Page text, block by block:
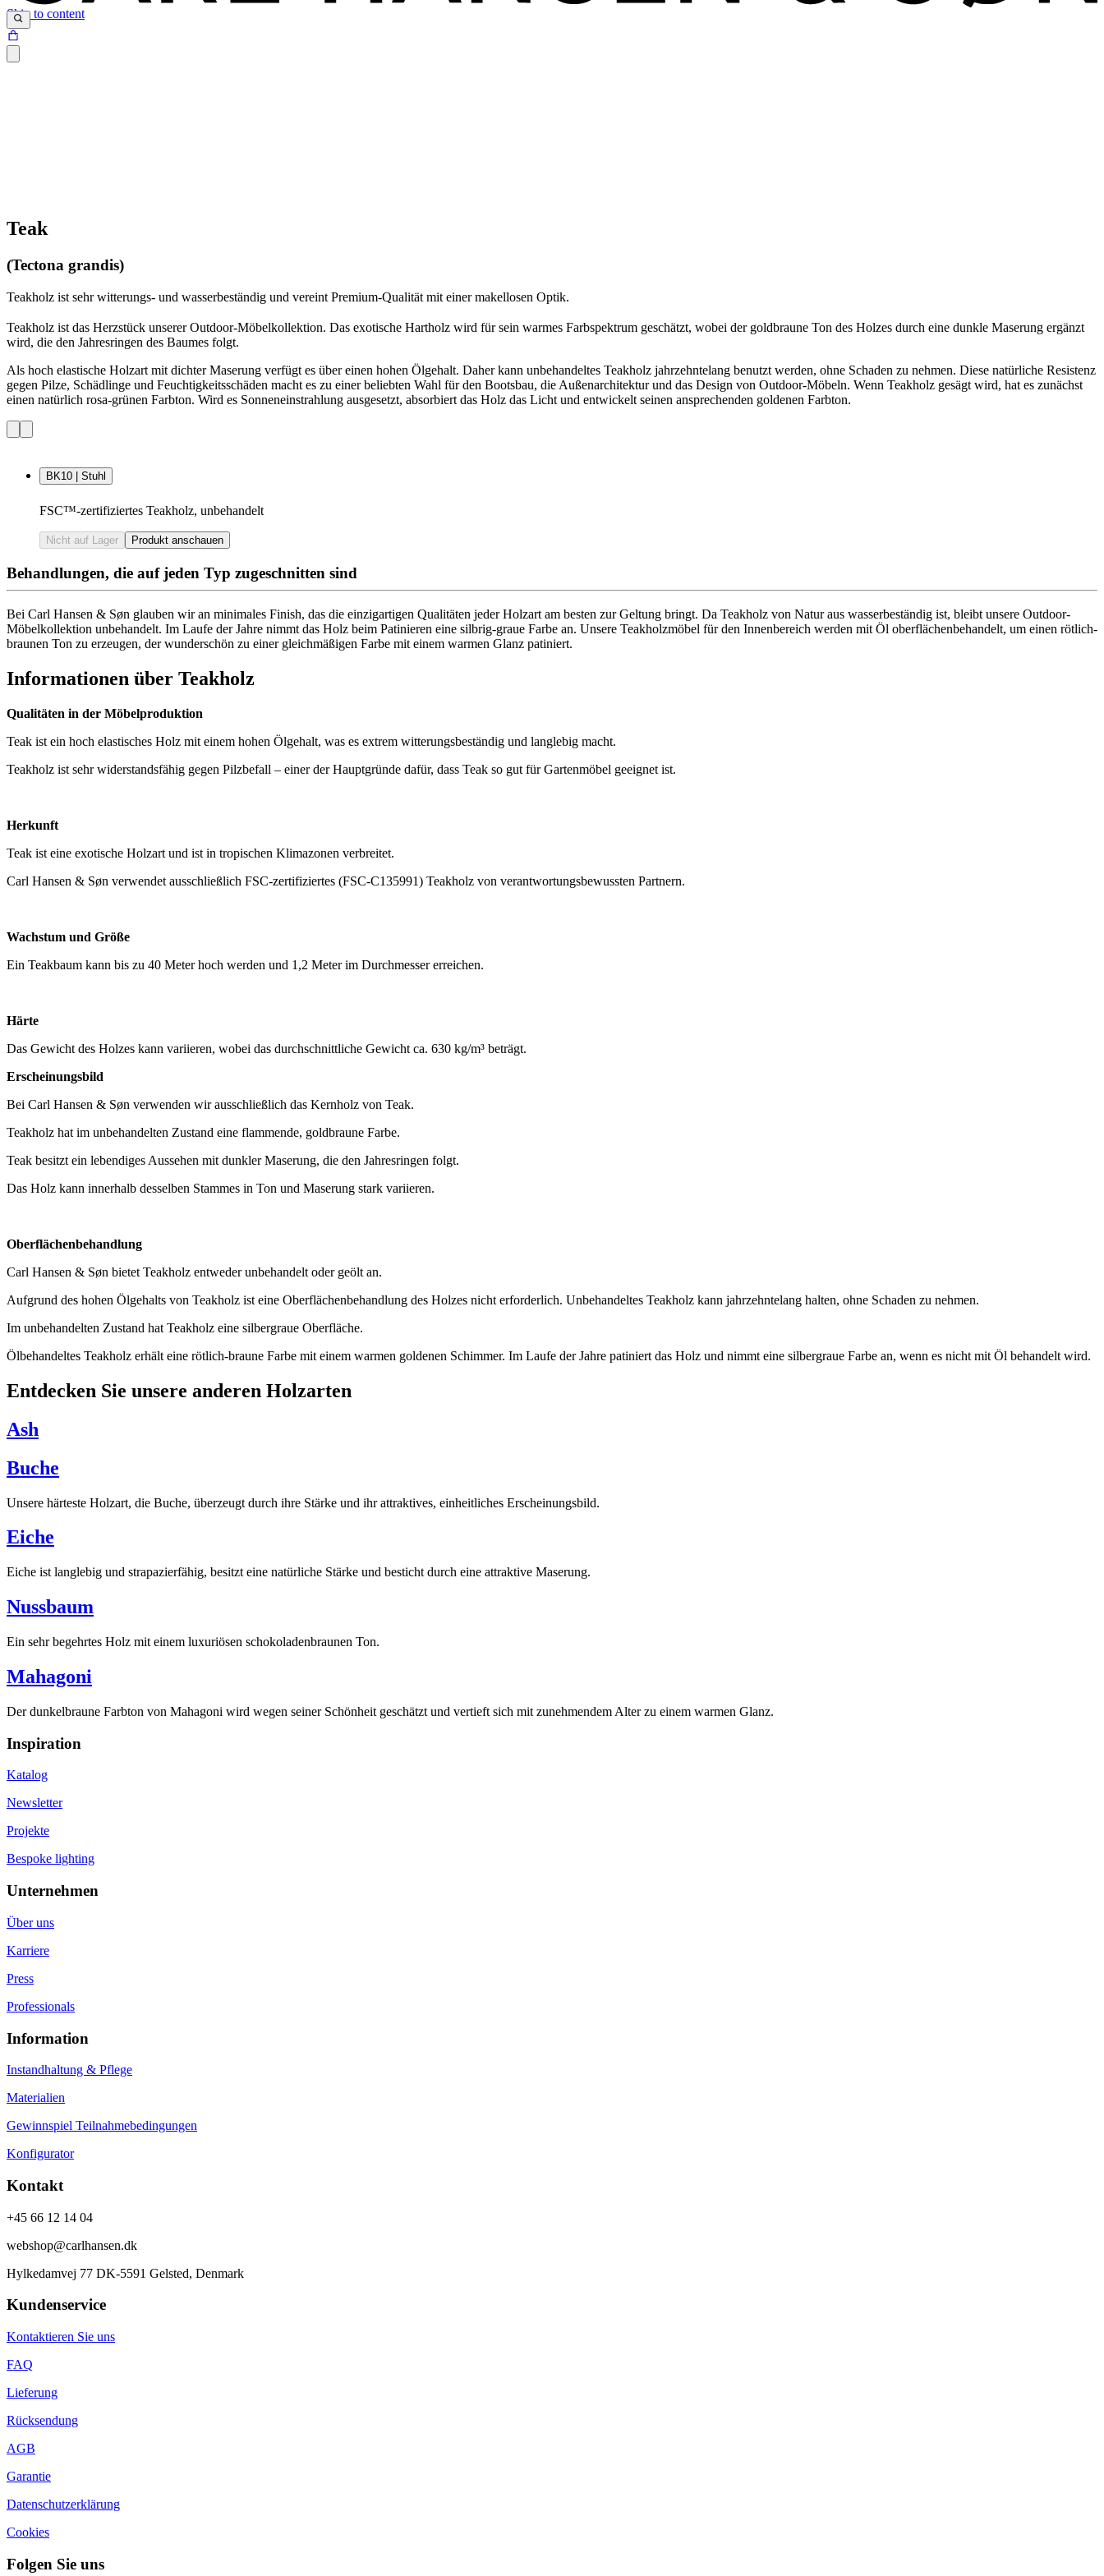
Skip to content
Teak
(Tectona grandis)
Teakholz ist sehr witterungs- und wasserbeständig und vereint Premium-Qualität mit einer makellosen Optik.
Teakholz ist das Herzstück unserer Outdoor-Möbelkollektion. Das exotische Hartholz wird für sein warmes Farbspektrum geschätzt, wobei der goldbraune Ton des Holzes durch eine dunkle Maserung ergänzt
wird, die den Jahresringen des Baumes folgt.
Als hoch elastische Holzart mit dichter Maserung verfügt es über einen hohen Ölgehalt. Daher kann unbehandeltes Teakholz jahrzehntelang benutzt werden, ohne Schaden zu nehmen. Diese natürliche Resistenz
gegen Pilze, Schädlinge und Feuchtigkeitsschäden macht es zu einer beliebten Wahl für den Bootsbau, die Außenarchitektur und das Design von Outdoor-Möbeln. Wenn Teakholz gesägt wird, hat es zunächst
einen natürlich rosa-grünen Farbton. Wird es Sonneneinstrahlung ausgesetzt, absorbiert das Holz das Licht und entwickelt seinen ansprechenden goldenen Farbton.
BK10 | Stuhl
FSC™-zertifiziertes Teakholz, unbehandelt
Nicht auf Lager Produkt anschauen
Behandlungen, die auf jeden Typ zugeschnitten sind
Bei Carl Hansen & Søn glauben wir an minimales Finish, das die einzigartigen Qualitäten jeder Holzart am besten zur Geltung bringt. Da Teakholz von Natur aus wasserbeständig ist, bleibt unsere Outdoor-
Möbelkollektion unbehandelt. Im Laufe der Jahre nimmt das Holz beim Patinieren eine silbrig-graue Farbe an. Unsere Teakholzmöbel für den Innenbereich werden mit Öl oberflächenbehandelt, um einen rötlich-
braunen Ton zu erzeugen, der wunderschön zu einer gleichmäßigen Farbe mit einem warmen Glanz patiniert.
Informationen über Teakholz
Qualitäten in der Möbelproduktion
Teak ist ein hoch elastisches Holz mit einem hohen Ölgehalt, was es extrem witterungsbeständig und langlebig macht.
Teakholz ist sehr widerstandsfähig gegen Pilzbefall – einer der Hauptgründe dafür, dass Teak so gut für Gartenmöbel geeignet ist.
Herkunft
Teak ist eine exotische Holzart und ist in tropischen Klimazonen verbreitet.
Carl Hansen & Søn verwendet ausschließlich FSC-zertifiziertes (FSC-C135991) Teakholz von verantwortungsbewussten Partnern.
Wachstum und Größe
Ein Teakbaum kann bis zu 40 Meter hoch werden und 1,2 Meter im Durchmesser erreichen.
Härte
Das Gewicht des Holzes kann variieren, wobei das durchschnittliche Gewicht ca. 630 kg/m³ beträgt.
Erscheinungsbild
Bei Carl Hansen & Søn verwenden wir ausschließlich das Kernholz von Teak.
Teakholz hat im unbehandelten Zustand eine flammende, goldbraune Farbe.
Teak besitzt ein lebendiges Aussehen mit dunkler Maserung, die den Jahresringen folgt.
Das Holz kann innerhalb desselben Stammes in Ton und Maserung stark variieren.
Oberflächenbehandlung
Carl Hansen & Søn bietet Teakholz entweder unbehandelt oder geölt an.
Aufgrund des hohen Ölgehalts von Teakholz ist eine Oberflächenbehandlung des Holzes nicht erforderlich. Unbehandeltes Teakholz kann jahrzehntelang halten, ohne Schaden zu nehmen.
Im unbehandelten Zustand hat Teakholz eine silbergraue Oberfläche.
Ölbehandeltes Teakholz erhält eine rötlich-braune Farbe mit einem warmen goldenen Schimmer. Im Laufe der Jahre patiniert das Holz und nimmt eine silbergraue Farbe an, wenn es nicht mit Öl behandelt wird.
Entdecken Sie unsere anderen Holzarten
Ash
Buche
Unsere härteste Holzart, die Buche, überzeugt durch ihre Stärke und ihr attraktives, einheitliches Erscheinungsbild.
Eiche
Eiche ist langlebig und strapazierfähig, besitzt eine natürliche Stärke und besticht durch eine attraktive Maserung.
Nussbaum
Ein sehr begehrtes Holz mit einem luxuriösen schokoladenbraunen Ton.
Mahagoni
Der dunkelbraune Farbton von Mahagoni wird wegen seiner Schönheit geschätzt und vertieft sich mit zunehmendem Alter zu einem warmen Glanz.
Inspiration
Katalog
Newsletter
Projekte
Bespoke lighting
Unternehmen
Über uns
Karriere
Press
Professionals
Information
Instandhaltung & Pflege
Materialien
Gewinnspiel Teilnahmebedingungen
Konfigurator
Kontakt
+45 66 12 14 04
webshop@carlhansen.dk
Hylkedamvej 77 DK-5591 Gelsted, Denmark
Kundenservice
Kontaktieren Sie uns
FAQ
Lieferung
Rücksendung
AGB
Garantie
Datenschutzerklärung
Cookies
Folgen Sie uns